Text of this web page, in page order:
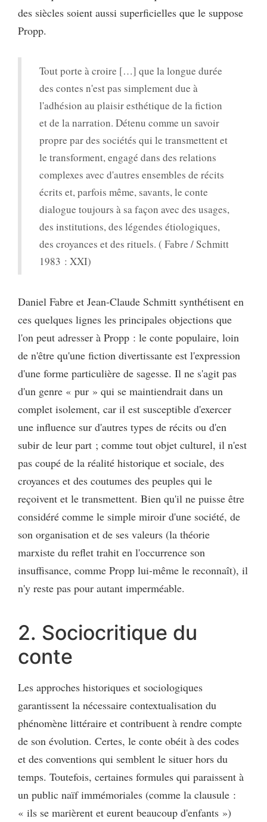
des siècles soient aussi superficielles que le suppose
Propp.
Tout porte à croire […] que la longue durée
des contes n'est pas simplement due à
l'adhésion au plaisir esthétique de la fiction
et de la narration. Détenu comme un savoir
propre par des sociétés qui le transmettent et
le transforment, engagé dans des relations
complexes avec d'autres ensembles de récits
écrits et, parfois même, savants, le conte
dialogue toujours à sa façon avec des usages,
des institutions, des légendes étiologiques,
des croyances et des rituels. ( Fabre / Schmitt
1983 : XXI)
Daniel Fabre et Jean-Claude Schmitt synthétisent en
ces quelques lignes les principales objections que
l'on peut adresser à Propp : le conte populaire, loin
de n'être qu'une fiction divertissante est l'expression
d'une forme particulière de sagesse. Il ne s'agit pas
d'un genre « pur » qui se maintiendrait dans un
complet isolement, car il est susceptible d'exercer
une influence sur d'autres types de récits ou d'en
subir de leur part ; comme tout objet culturel, il n'est
pas coupé de la réalité historique et sociale, des
croyances et des coutumes des peuples qui le
reçoivent et le transmettent. Bien qu'il ne puisse être
considéré comme le simple miroir d'une société, de
son organisation et de ses valeurs (la théorie
marxiste du reflet trahit en l'occurrence son
insuffisance, comme Propp lui-même le reconnaît), il
n'y reste pas pour autant imperméable.
2. Sociocritique du
conte
Les approches historiques et sociologiques
garantissent la nécessaire contextualisation du
phénomène littéraire et contribuent à rendre compte
de son évolution. Certes, le conte obéit à des codes
et des conventions qui semblent le situer hors du
temps. Toutefois, certaines formules qui paraissent à
un public naïf immémoriales (comme la clausule :
« ils se marièrent et eurent beaucoup d'enfants »)